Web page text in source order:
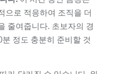
으로 적응하여 조직을 더
줄여줍니다. 초보자의 경
정도 충분히 준비할 것